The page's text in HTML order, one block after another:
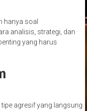
hanya soal
analisis, strategi, dan
yang harus
agresif yang langsung